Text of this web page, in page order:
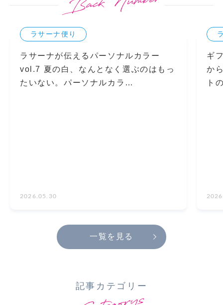
ラサーナ便り
ラサーナが伝えるパーソナルカラー
vol.7 夏の白、なんとなく選ぶのはもっ
たいない。パーソナルカラ…
2026.05.30
ギ
か
ト
一覧を見る
記事カテゴリー